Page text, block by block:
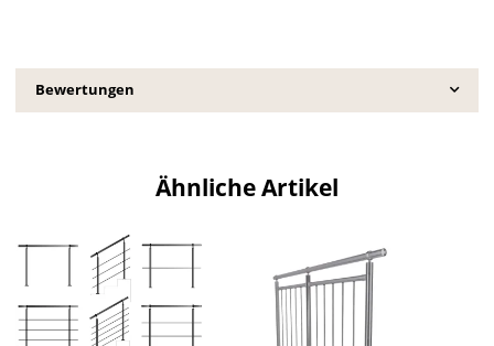
Bewertungen
Ähnliche Artikel